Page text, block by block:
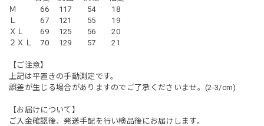
Ｍ 66 117 54 18
Ｌ 67 121 55 19
ＸＬ 69 125 56 20
２ＸＬ 70 129 57 21
【ご注意】
上記は平置きの手動測定です。
誤差が生じる場合がありますのでご了承くださいませ。(2-3/cm)
【お届けについて】
ご入金確認後、発送手配を行い検品後にお届けします。